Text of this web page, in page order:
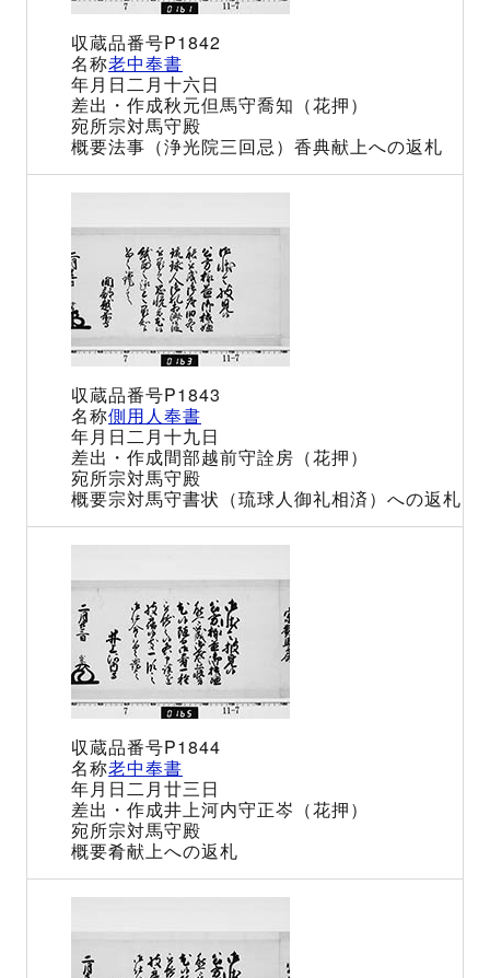
P1842
老中奉書
二月十六日
秋元但馬守喬知（花押）
宗対馬守殿
法事（浄光院三回忌）香典献上への返札
P1843
側用人奉書
二月十九日
間部越前守詮房（花押）
宗対馬守殿
宗対馬守書状（琉球人御礼相済）への返札
P1844
老中奉書
二月廿三日
井上河内守正岑（花押）
宗対馬守殿
肴献上への返札